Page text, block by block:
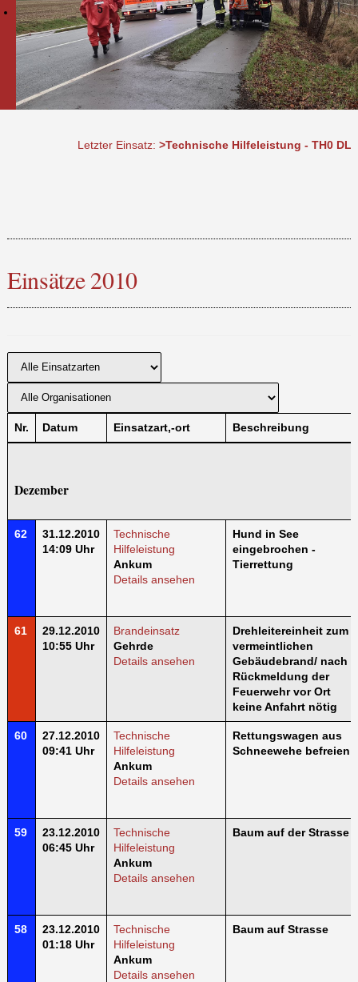
Letzter Einsatz:>Technische Hilfeleistung - TH0 DLK
Einsätze 2010
Nr. Datum Einsatzart,-ort Beschreibung
Dezember
62
31.12.2010
14:09 Uhr
Technische
Hilfeleistung
Ankum
Details ansehen
Hund in See
eingebrochen -
Tierrettung
61
29.12.2010
10:55 Uhr
Brandeinsatz
Gehrde
Details ansehen
Drehleitereinheit zum
vermeintlichen
Gebäudebrand/ nach
Rückmeldung der
Feuerwehr vor Ort
keine Anfahrt nötig
60
27.12.2010
09:41 Uhr
Technische
Hilfeleistung
Ankum
Details ansehen
Rettungswagen aus
Schneewehe befreien
59
23.12.2010
06:45 Uhr
Technische
Hilfeleistung
Ankum
Details ansehen
Baum auf der Strasse
58
23.12.2010
01:18 Uhr
Technische
Hilfeleistung
Ankum
Details ansehen
Baum auf Strasse